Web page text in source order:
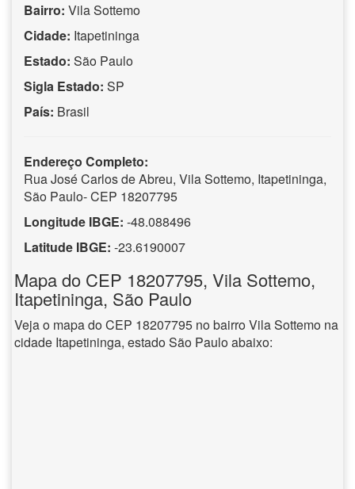
Bairro: Vila Sottemo
Cidade: Itapetininga
Estado: São Paulo
Sigla Estado: SP
País: Brasil
Endereço Completo:
Rua José Carlos de Abreu, Vila Sottemo, Itapetininga,
São Paulo- CEP 18207795
Longitude IBGE: -48.088496
Latitude IBGE: -23.6190007
Mapa do CEP 18207795, Vila Sottemo,
Itapetininga, São Paulo
Veja o mapa do CEP 18207795 no bairro Vila Sottemo na
cidade Itapetininga, estado São Paulo abaixo: